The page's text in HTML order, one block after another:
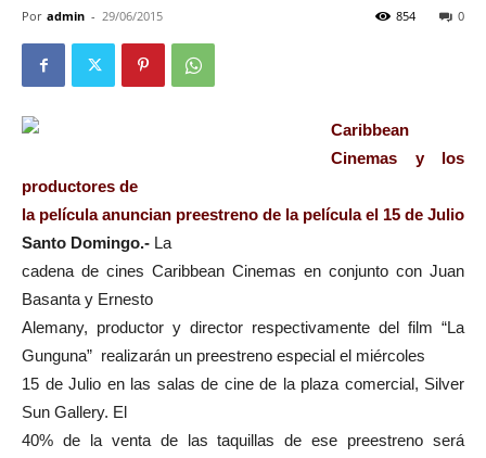
Por admin - 29/06/2015 0
854
Caribbean
Cinemas y los
productores de
la película anuncian preestreno de la película el 15 de Julio
Santo Domingo.- La
cadena de cines Caribbean Cinemas en conjunto con Juan
Basanta y Ernesto
Alemany, productor y director respectivamente del film “La
Gunguna” realizarán un preestreno especial el miércoles
15 de Julio en las salas de cine de la plaza comercial, Silver
Sun Gallery. El
40% de la venta de las taquillas de ese preestreno será